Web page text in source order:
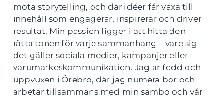
möta storytelling, och där idéer får växa till
innehåll som engagerar, inspirerar och driver
resultat. Min passion ligger i att hitta den
rätta tonen för varje sammanhang – vare sig
det gäller sociala medier, kampanjer eller
varumärkeskommunikation. Jag är född och
uppvuxen i Örebro, där jag numera bor och
arbetar tillsammans med min sambo och vår